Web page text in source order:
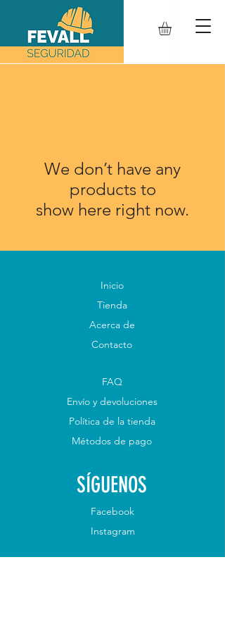
We don’t have any
products to
show here right now.
Inicio
Tienda
Acerca de
Contacto
FAQ
Envío y devoluciones
Política de la tienda
Métodos de pago
SÍGUENOS
Facebook
Instagram